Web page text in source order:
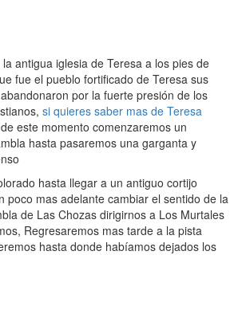
antigua iglesia de Teresa a los pies de
fue el pueblo fortificado de Teresa sus
por la fuerte presión de los
si quieres saber mas de Teresa
este momento comenzaremos un
hasta pasaremos una garganta y
hasta llegar a un antiguo cortijo
poco mas adelante cambiar el sentido de la
de Las Chozas dirigirnos a Los Murtales
Regresaremos mas tarde a la pista
hasta donde habíamos dejados los